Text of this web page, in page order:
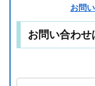
お問
お問い合わ